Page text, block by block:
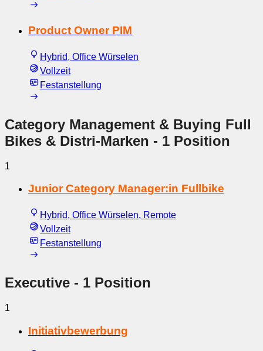
Product Owner PIM
Hybrid, Office Würselen
Vollzeit
Festanstellung
Category Management & Buying Full
Bikes & Distri-Marken - 1 Position
1
Junior Category Manager:in Fullbike
Hybrid, Office Würselen, Remote
Vollzeit
Festanstellung
Executive - 1 Position
1
Initiativbewerbung